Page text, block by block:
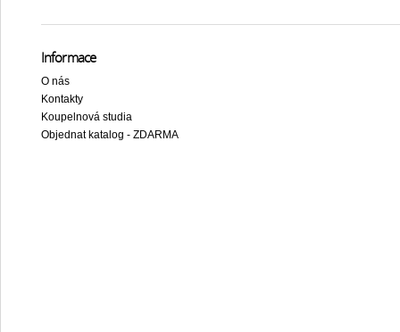
Informace
O nás
Kontakty
Koupelnová studia
Objednat katalog - ZDARMA